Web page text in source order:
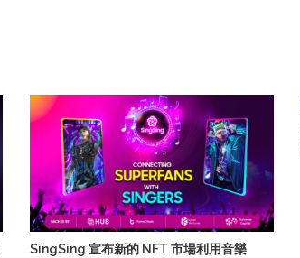
SingSing 宣布新的 NFT 市場利用音樂